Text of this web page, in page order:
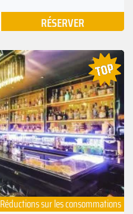
RÉSERVER
Suivant
Réductions sur les consommations